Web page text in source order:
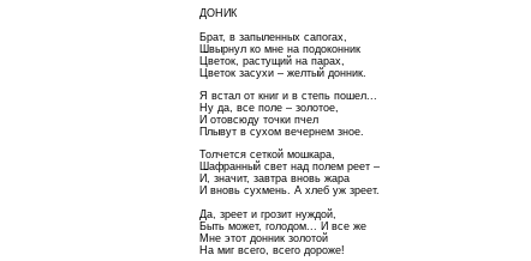
ДОНИК
Брат, в запыленных сапогах,
Швырнул ко мне на подоконник
Цветок, растущий на парах,
Цветок засухи – желтый донник.
Я встал от книг и в степь пошел...
Ну да, все поле – золотое,
И отовсюду точки пчел
Плывут в сухом вечернем зное.
Толчется сеткой мошкара,
Шафранный свет над полем реет –
И, значит, завтра вновь жара
И вновь сухмень. А хлеб уж зреет.
Да, зреет и грозит нуждой,
Быть может, голодом... И все же
Мне этот донник золотой
На миг всего, всего дороже!